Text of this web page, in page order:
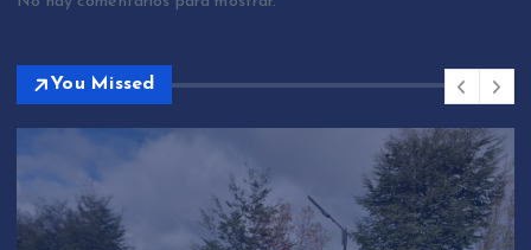
You Missed